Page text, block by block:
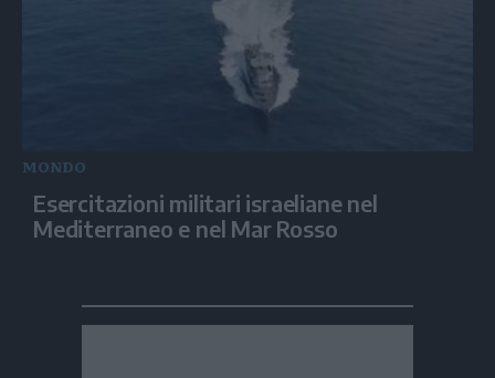
MONDO
Esercitazioni militari israeliane nel
Mediterraneo e nel Mar Rosso